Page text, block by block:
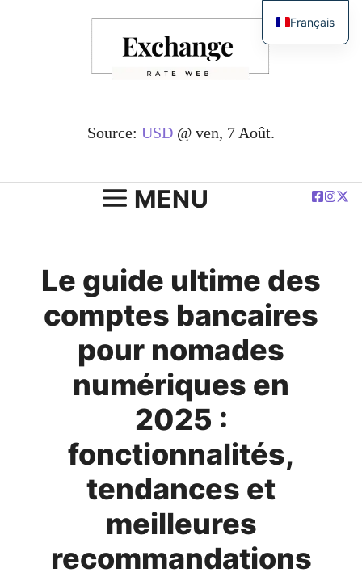
Source: USD @ ven, 7 Août.
MENU
Le guide ultime des
comptes bancaires
pour nomades
numériques en
2025 :
fonctionnalités,
tendances et
meilleures
recommandations
Français
English
Polski